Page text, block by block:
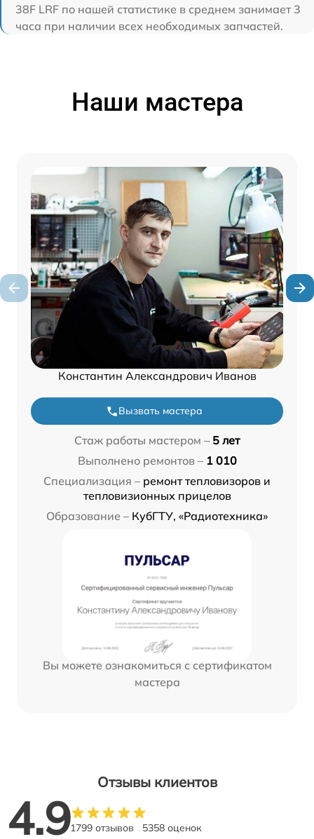
38F LRF по нашей статистике в среднем занимает 3
часа при наличии всех необходимых запчастей.
Наши мастера
Константин Александрович Иванов
Вызвать мастера
Стаж работы мастером – 5 лет
Выполнено ремонтов – 1 010
Специализация – ремонт тепловизоров и
тепловизионных прицелов
Образование – КубГТУ, «Радиотехника»
Вы можете ознакомиться с сертификатом
мастера
Отзывы клиентов
4.91799 отзывов 5358 оценок